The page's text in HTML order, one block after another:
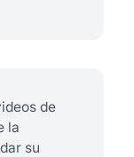
de
la
su